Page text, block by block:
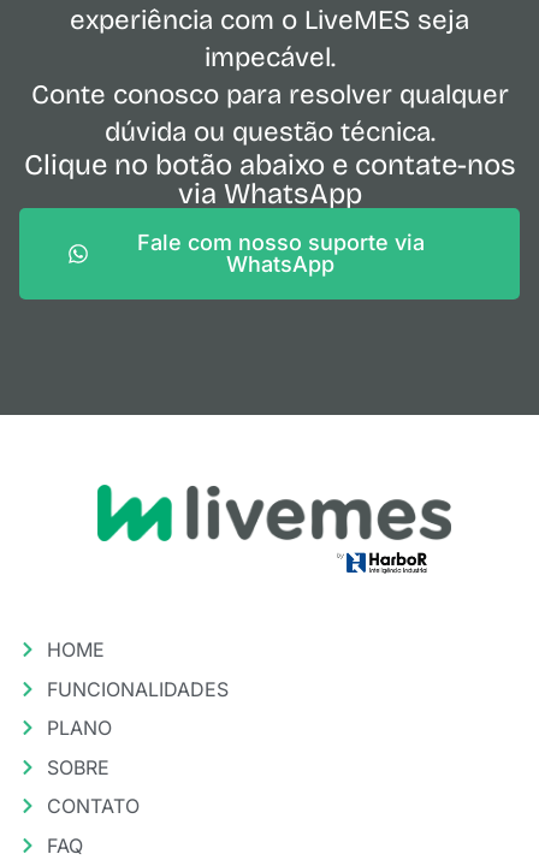
experiência com o LiveMES seja
impecável.
Conte conosco para resolver qualquer
dúvida ou questão técnica.
Clique no botão abaixo e contate-nos
via WhatsApp
Fale com nosso suporte via
WhatsApp
HOME
FUNCIONALIDADES
PLANO
SOBRE
CONTATO
FAQ